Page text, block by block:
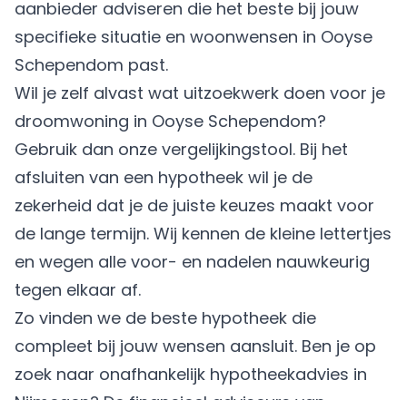
aanbieder adviseren die het beste bij jouw
specifieke situatie en woonwensen in Ooyse
Schependom past.
Wil je zelf alvast wat uitzoekwerk doen voor je
droomwoning in Ooyse Schependom?
Gebruik dan onze vergelijkingstool. Bij het
afsluiten van een hypotheek wil je de
zekerheid dat je de juiste keuzes maakt voor
de lange termijn. Wij kennen de kleine lettertjes
en wegen alle voor- en nadelen nauwkeurig
tegen elkaar af.
Zo vinden we de beste hypotheek die
compleet bij jouw wensen aansluit. Ben je op
zoek naar onafhankelijk hypotheekadvies in